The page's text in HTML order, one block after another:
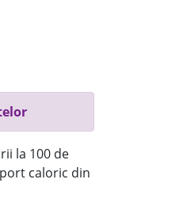
la 100 de
caloric din